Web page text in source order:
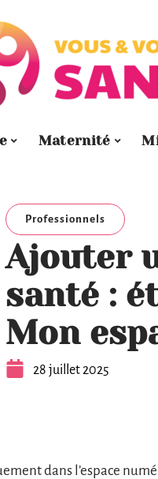
Maternité
Professionnels
Ajouter
santé :
Mon
28 juillet 2025
dans l’espace